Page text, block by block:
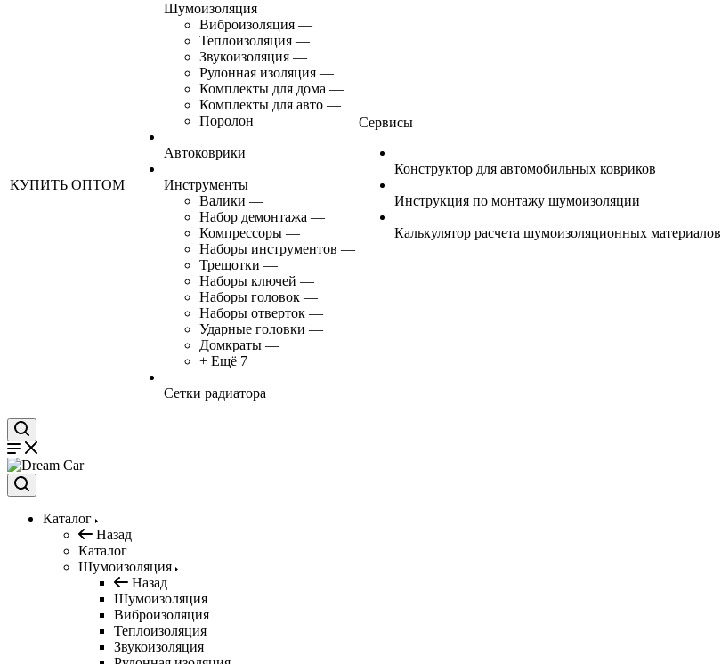
КУПИТЬ ОПТОМ
Шумоизоляция
Виброизоляция —
Теплоизоляция —
Звукоизоляция —
Рулонная изоляция —
Комплекты для дома —
Комплекты для авто —
Поролон
Автоковрики
Инструменты
Валики —
Набор демонтажа —
Компрессоры —
Наборы инструментов —
Трещотки —
Наборы ключей —
Наборы головок —
Наборы отверток —
Ударные головки —
Домкраты —
+ Ещё 7
Сетки радиатора
Сервисы
Конструктор для автомобильных ковриков
Инструкция по монтажу шумоизоляции
Калькулятор расчета шумоизоляционных материалов
Каталог
Назад
Каталог
Шумоизоляция
Назад
Шумоизоляция
Виброизоляция
Теплоизоляция
Звукоизоляция